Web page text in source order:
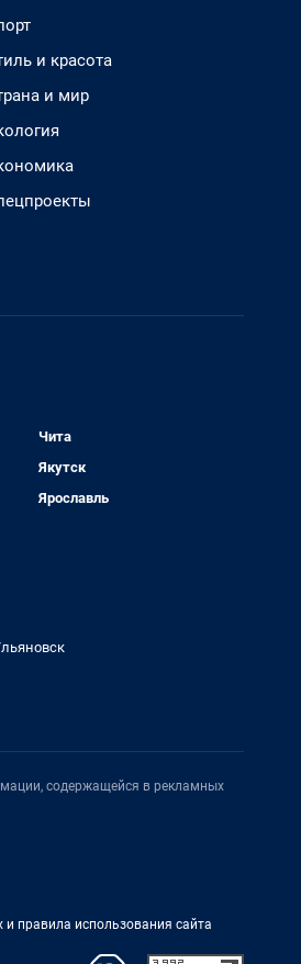
и красота
и мир
Чита
Якутск
Ярославль
содержащейся в рекламных
правила использования сайта